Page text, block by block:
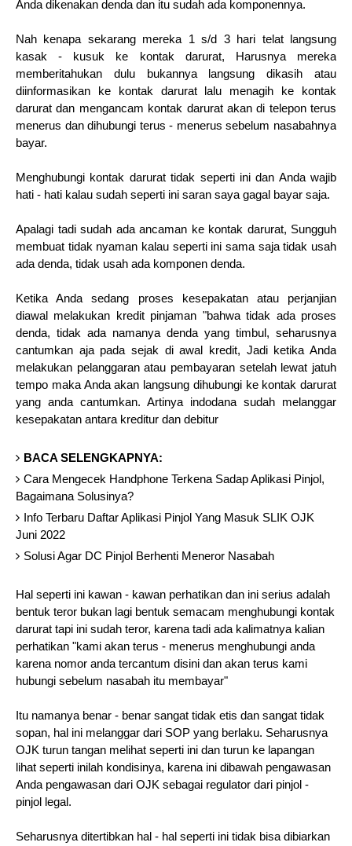
Anda dikenakan denda dan itu sudah ada komponennya.
Nah kenapa sekarang mereka 1 s/d 3 hari telat langsung
kasak - kusuk ke kontak darurat, Harusnya mereka
memberitahukan dulu bukannya langsung dikasih atau
diinformasikan ke kontak darurat lalu menagih ke kontak
darurat dan mengancam kontak darurat akan di telepon terus
menerus dan dihubungi terus - menerus sebelum nasabahnya
bayar.
Menghubungi kontak darurat tidak seperti ini dan Anda wajib
hati - hati kalau sudah seperti ini saran saya gagal bayar saja.
Apalagi tadi sudah ada ancaman ke kontak darurat, Sungguh
membuat tidak nyaman kalau seperti ini sama saja tidak usah
ada denda, tidak usah ada komponen denda.
Ketika Anda sedang proses kesepakatan atau perjanjian
diawal melakukan kredit pinjaman "bahwa tidak ada proses
denda, tidak ada namanya denda yang timbul, seharusnya
cantumkan aja pada sejak di awal kredit, Jadi ketika Anda
melakukan pelanggaran atau pembayaran setelah lewat jatuh
tempo maka Anda akan langsung dihubungi ke kontak darurat
yang anda cantumkan. Artinya indodana sudah melanggar
kesepakatan antara kreditur dan debitur
BACA SELENGKAPNYA:
Cara Mengecek Handphone Terkena Sadap Aplikasi Pinjol,
Bagaimana Solusinya?
Info Terbaru Daftar Aplikasi Pinjol Yang Masuk SLIK OJK
Juni 2022
Solusi Agar DC Pinjol Berhenti Meneror Nasabah
Hal seperti ini kawan - kawan perhatikan dan ini serius adalah
bentuk teror bukan lagi bentuk semacam menghubungi kontak
darurat tapi ini sudah teror, karena tadi ada kalimatnya kalian
perhatikan "kami akan terus - menerus menghubungi anda
karena nomor anda tercantum disini dan akan terus kami
hubungi sebelum nasabah itu membayar"
Itu namanya benar - benar sangat tidak etis dan sangat tidak
sopan, hal ini melanggar dari SOP yang berlaku. Seharusnya
OJK turun tangan melihat seperti ini dan turun ke lapangan
lihat seperti inilah kondisinya, karena ini dibawah pengawasan
Anda pengawasan dari OJK sebagai regulator dari pinjol -
pinjol legal.
Seharusnya ditertibkan hal - hal seperti ini tidak bisa dibiarkan